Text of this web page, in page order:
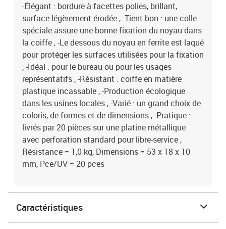
-Élégant : bordure à facettes polies, brillant,
surface légèrement érodée , -Tient bon : une colle
spéciale assure une bonne fixation du noyau dans
la coiffe , -Le dessous du noyau en ferrite est laqué
pour protéger les surfaces utilisées pour la fixation
, -Idéal : pour le bureau ou pour les usages
représentatifs , -Résistant : coiffe en matière
plastique incassable , -Production écologique
dans les usines locales , -Varié : un grand choix de
coloris, de formes et de dimensions , -Pratique :
livrés par 20 pièces sur une platine métallique
avec perforation standard pour libre-service ,
Résistance = 1,0 kg, Dimensions = 53 x 18 x 10
mm, Pce/UV = 20 pces
Caractéristiques